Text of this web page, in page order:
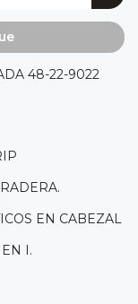
48-22-9022
EN CABEZAL
I.